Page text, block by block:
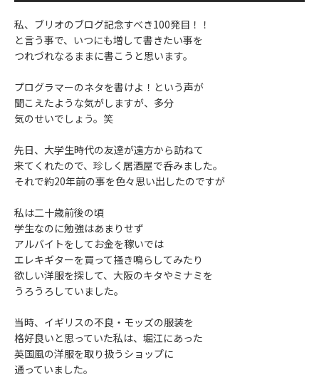
私、ブリオのブログ記念すべき100発目！！
と言う事で、いつにも増して書きたい事を
つれづれなるままに書こうと思います。
プログラマーのネタを書けよ！という声が
聞こえたような気がしますが、多分
気のせいでしょう。笑
先日、大学生時代の友達が遠方から訪ねて
来てくれたので、珍しく居酒屋で呑みました。
それで約20年前の事を色々思い出したのですが
私は二十歳前後の頃
学生なのに勉強はあまりせず
アルバイトをしてお金を稼いでは
エレキギターを買って掻き鳴らしてみたり
欲しい洋服を探して、大阪のキタやミナミを
うろうろしていました。
当時、イギリスの不良・モッズの服装を
格好良いと思っていた私は、堀江にあった
英国風の洋服を取り扱うショップに
通っていました。